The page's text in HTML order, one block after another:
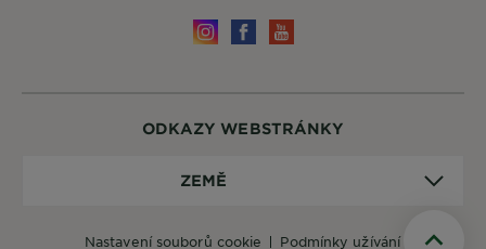
ODKAZY WEBSTRÁNKY
nastavení souborů cookie podmínky užívání
ZEMĚ